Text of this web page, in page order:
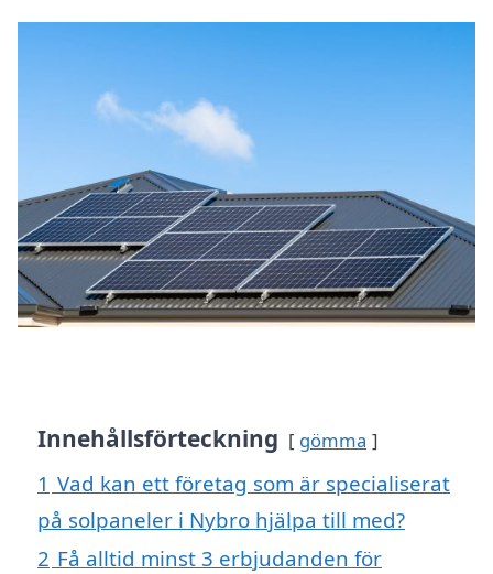
Innehållsförteckning gömma
1 Vad kan ett företag som är specialiserat
på solpaneler i Nybro hjälpa till med?
2 Få alltid minst 3 erbjudanden för